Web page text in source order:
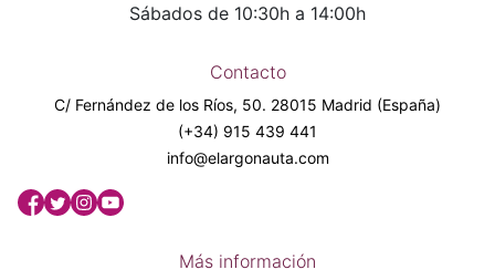
Sábados de 10:30h a 14:00h
Contacto
C/ Fernández de los Ríos, 50. 28015 Madrid (España)
(+34) 915 439 441
info@elargonauta.com
Más información